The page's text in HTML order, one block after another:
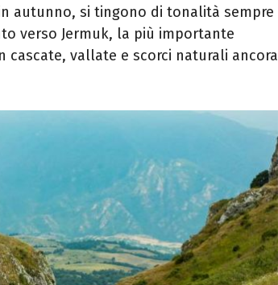
autunno, si tingono di tonalità sempre
verso Jermuk, la più importante
vallate e scorci naturali ancora